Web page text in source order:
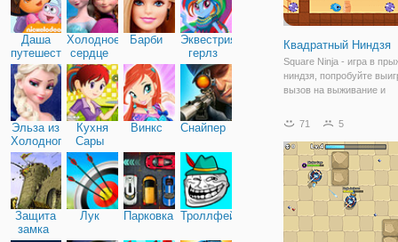
Даша
путешественница
Холодное
сердце
Барби
Эквестрия
герлз
Эльза из
Холодного
сердца
Кухня
Сары
Винкс Снайпер
Защита
замка
Лук Парковка Троллфейс
Квадратный Ниндзя
Square Ninja - игра в
ниндзя, попробуйте
вызов на выживание и
Когда вы станете
многими игровыми
опасными ловушками.
71 5